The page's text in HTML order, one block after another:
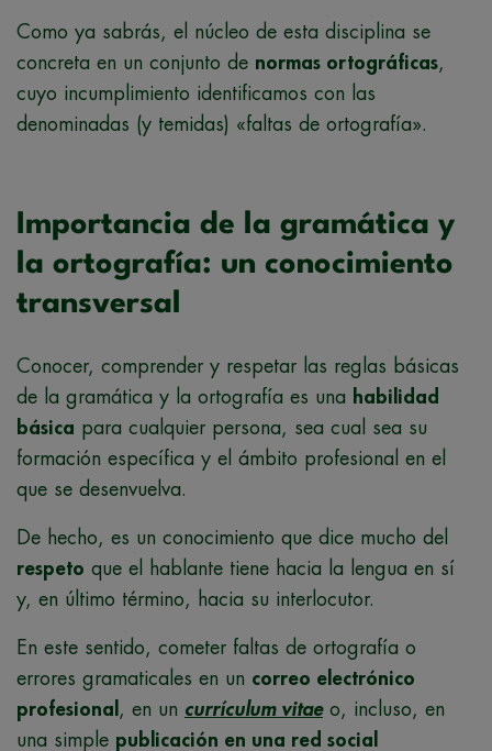
Como ya sabrás, el núcleo de esta disciplina se
concreta en un conjunto de normas ortográficas,
cuyo incumplimiento identificamos con las
denominadas (y temidas) «faltas de ortografía».
Importancia de la gramática y
la ortografía: un conocimiento
transversal
Conocer, comprender y respetar las reglas básicas
de la gramática y la ortografía es una habilidad
básica para cualquier persona, sea cual sea su
formación específica y el ámbito profesional en el
que se desenvuelva.
De hecho, es un conocimiento que dice mucho del
respeto que el hablante tiene hacia la lengua en sí
y, en último término, hacia su interlocutor.
En este sentido, cometer faltas de ortografía o
errores gramaticales en un correo electrónico
profesional , en un currículum vitaeo, incluso, en
una simple publicación en una red social